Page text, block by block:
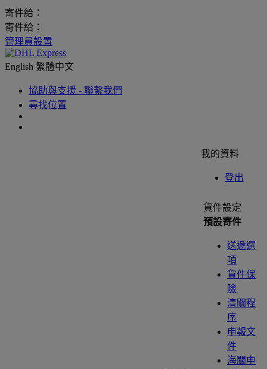
寄件給：
寄件給：
管理員設置
English 繁體中文
協助與支援 - 聯繫我們
尋找位置
我的資料
登出
貨件設定
預設寄件
送遞選
項
貨件保
險
清關程
序
申報文
件
海關申